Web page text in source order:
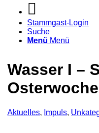
Stammgast-Login
Suche
Menü Menü
Wasser I –
Osterwoche
Aktuelles, Impuls,